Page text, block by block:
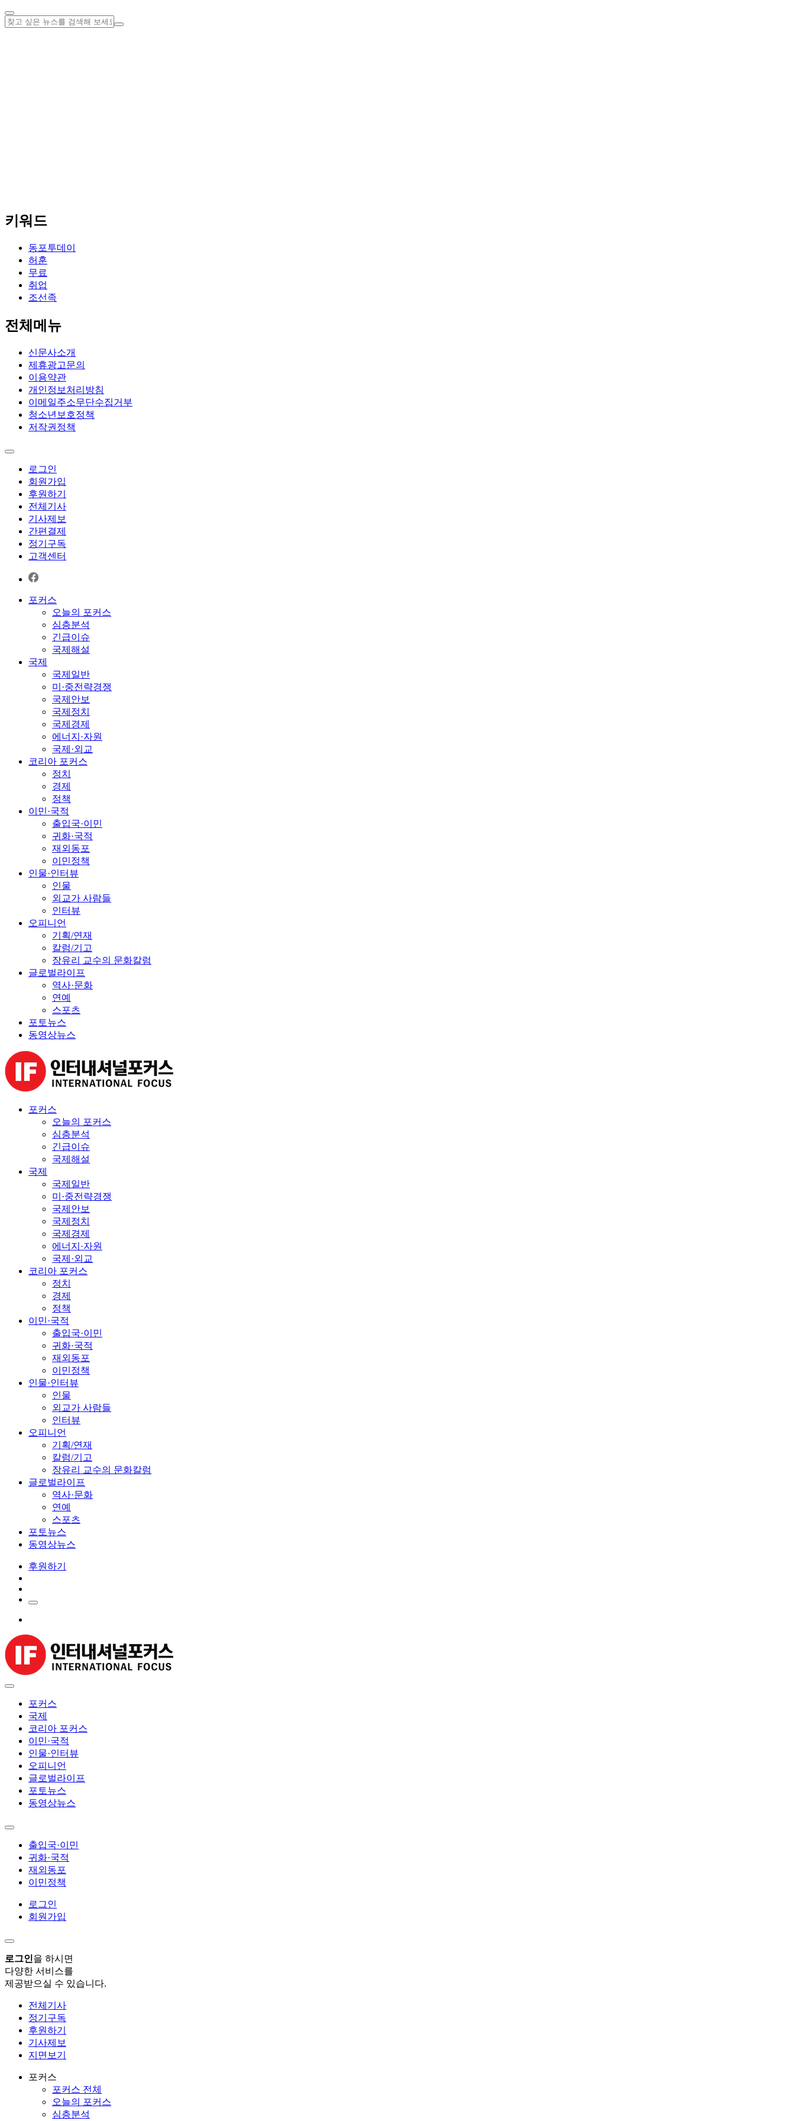
키워드
동포투데이
허훈
무료
취업
조선족
전체메뉴
신문사소개
제휴광고문의
이용약관
개인정보처리방침
이메일주소무단수집거부
청소년보호정책
저작권정책
로그인
회원가입
후원하기
전체기사
기사제보
간편결제
정기구독
고객센터
포커스
오늘의 포커스
심층분석
긴급이슈
국제해설
국제
국제일반
미·중전략경쟁
국제안보
국제정치
국제경제
에너지·자원
국제·외교
코리아 포커스
정치
경제
정책
이민·국적
출입국·이민
귀화·국적
재외동포
이민정책
인물·인터뷰
인물
외교가 사람들
인터뷰
오피니언
기획/연재
칼럼/기고
장유리 교수의 문화칼럼
글로벌라이프
역사·문화
연예
스포츠
포토뉴스
동영상뉴스
포커스
오늘의 포커스
심층분석
긴급이슈
국제해설
국제
국제일반
미·중전략경쟁
국제안보
국제정치
국제경제
에너지·자원
국제·외교
코리아 포커스
정치
경제
정책
이민·국적
출입국·이민
귀화·국적
재외동포
이민정책
인물·인터뷰
인물
외교가 사람들
인터뷰
오피니언
기획/연재
칼럼/기고
장유리 교수의 문화칼럼
글로벌라이프
역사·문화
연예
스포츠
포토뉴스
동영상뉴스
후원하기
포커스
국제
코리아 포커스
이민·국적
인물·인터뷰
오피니언
글로벌라이프
포토뉴스
동영상뉴스
출입국·이민
귀화·국적
재외동포
이민정책
로그인
회원가입
로그인을 하시면
다양한 서비스를
제공받으실 수 있습니다.
전체기사
정기구독
후원하기
기사제보
지면보기
포커스
포커스 전체
오늘의 포커스
심층분석